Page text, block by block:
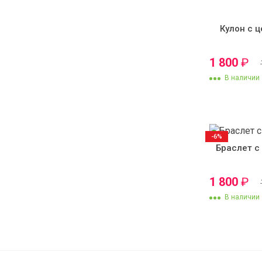
Кулон с
1 800 ₽
В наличии
Браслет
1 800 ₽
В наличии
-6%